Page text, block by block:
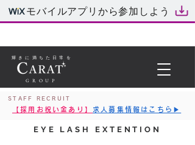
モバイルアプリから参加しよう
輝きに満ちた日常を
GROUP
STAFF RECRUIT
【採用お祝い金あり】 求人募集情報はこちら▶︎
EYE LASH EXTENTION